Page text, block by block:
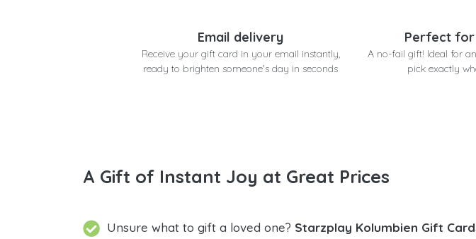
Email delivery
Receive your gift card in your email instantly,
ready to brighten someone's day in seconds
Perfect
A no-fail gift! Ideal for
pick exactly
A Gift of Instant Joy at Great Prices
Unsure what to gift a loved one? Starzplay Kolumbien Gift